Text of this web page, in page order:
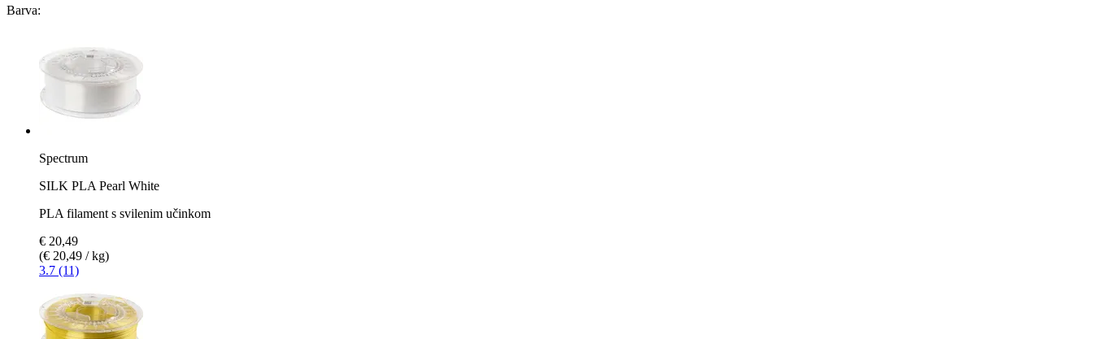
Barva:
Spectrum
SILK PLA Pearl White
PLA filament s svilenim učinkom
€ 20,49
(€ 20,49 / kg)
3.7 (11)